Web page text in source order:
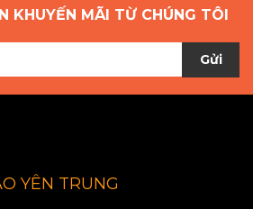
KHUYẾN MÃI TỪ CHÚNG TÔI
Gửi
YÊN TRUNG